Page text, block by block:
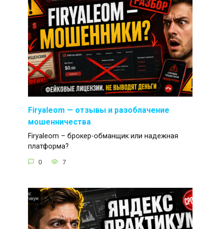
Firyaleom — отзывы и разоблачение
мошенничества
Firyaleom – брокер-обманщик или надежная
платформа?
0 7